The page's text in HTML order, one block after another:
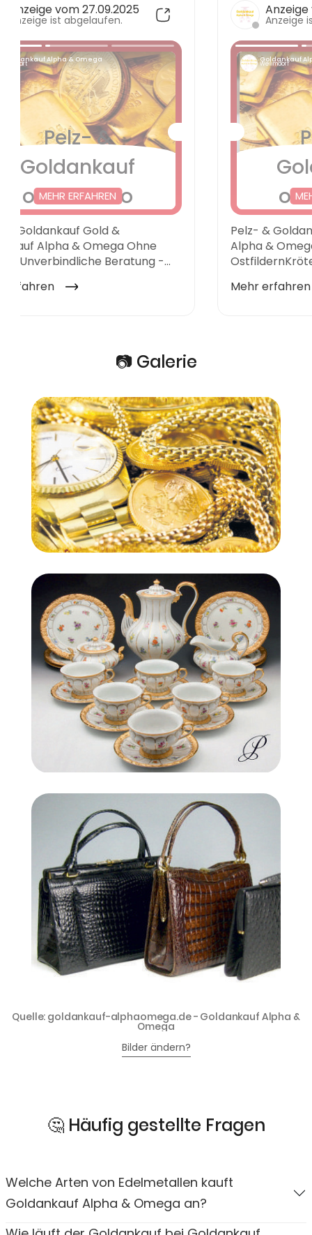
📷 Galerie
Quelle: goldankauf-alphaomega.de - Goldankauf Alpha &
Omega
Bilder ändern?
🤔 Häufig gestellte Fragen
Welche Arten von Edelmetallen kauft
Goldankauf Alpha & Omega an?